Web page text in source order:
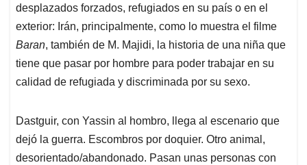
desplazados forzados, refugiados en su país o en el
exterior: Irán, principalmente, como lo muestra el filme
Baran, también de M. Majidi, la historia de una niña que
tiene que pasar por hombre para poder trabajar en su
calidad de refugiada y discriminada por su sexo.
Dastguir, con Yassin al hombro, llega al escenario que
dejó la guerra. Escombros por doquier. Otro animal,
desorientado/abandonado. Pasan unas personas con